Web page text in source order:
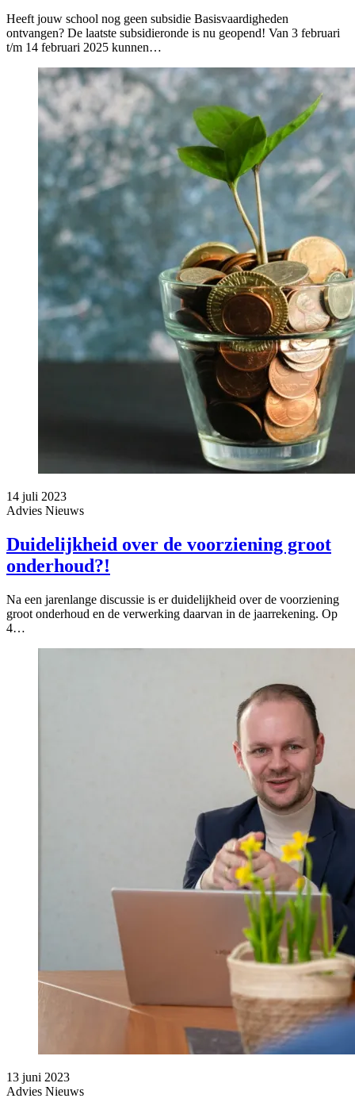
Heeft jouw school nog geen subsidie Basisvaardigheden
ontvangen? De laatste subsidieronde is nu geopend! Van 3 februari
t/m 14 februari 2025 kunnen…
14 juli 2023
Advies Nieuws
Duidelijkheid over de voorziening groot
onderhoud?!
Na een jarenlange discussie is er duidelijkheid over de voorziening
groot onderhoud en de verwerking daarvan in de jaarrekening. Op
4…
13 juni 2023
Advies Nieuws